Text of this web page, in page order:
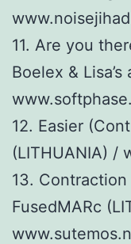
11. Are you
Boelex &
12. Easier
(LITHUANIA) /
13.
FusedMARc